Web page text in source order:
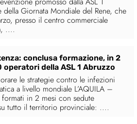
Giornata Mondiale del Rene, che
presso il centro commerciale
....
conclusa formazione, in 2
operatori della ASL 1 Abruzzo
le strategie contro le infezioni
a livello mondiale L’AQUILA –
in 2 mesi con sedute
tutto il territorio provinciale: ....